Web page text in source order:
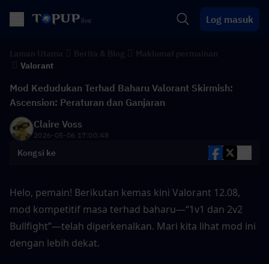
Log masuk
Valorant
Mod Kedudukan Terhad Baharu Valorant Skirmish:
Ascension: Peraturan dan Ganjaran
Claire Voss
2026-05-06 17:00:48
Kongsi ke
Helo, pemain! Berikutan kemas kini Valorant 12.08,
mod kompetitif masa terhad baharu—“1v1 dan 2v2
Bullfight”—telah diperkenalkan. Mari kita lihat mod ini
dengan lebih dekat.